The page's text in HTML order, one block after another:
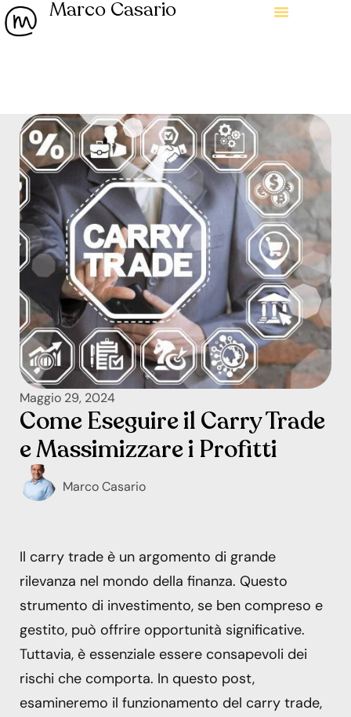
Marco Casario
Maggio 29, 2024
Come Eseguire il Carry Trade
e Massimizzare i Profitti
Marco Casario
Il carry trade è un argomento di grande
rilevanza nel mondo della finanza. Questo
strumento di investimento, se ben compreso e
gestito, può offrire opportunità significative.
Tuttavia, è essenziale essere consapevoli dei
rischi che comporta. In questo post,
esamineremo il funzionamento del carry trade,